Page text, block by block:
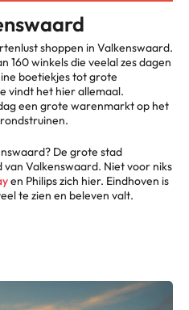
shoppen in Valkenswaard.
160 winkels die veelal zes dagen
boetiekjes tot grote
vindt het hier allemaal.
een grote warenmarkt op het
De grote stad
Valkenswaard. Niet voor niks
en Philips zich hier. Eindhoven is
te zien en beleven valt.